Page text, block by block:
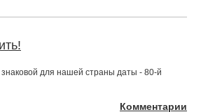
для нашей страны даты - 80-й
Комментарии